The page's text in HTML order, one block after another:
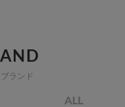
ランド
ALL